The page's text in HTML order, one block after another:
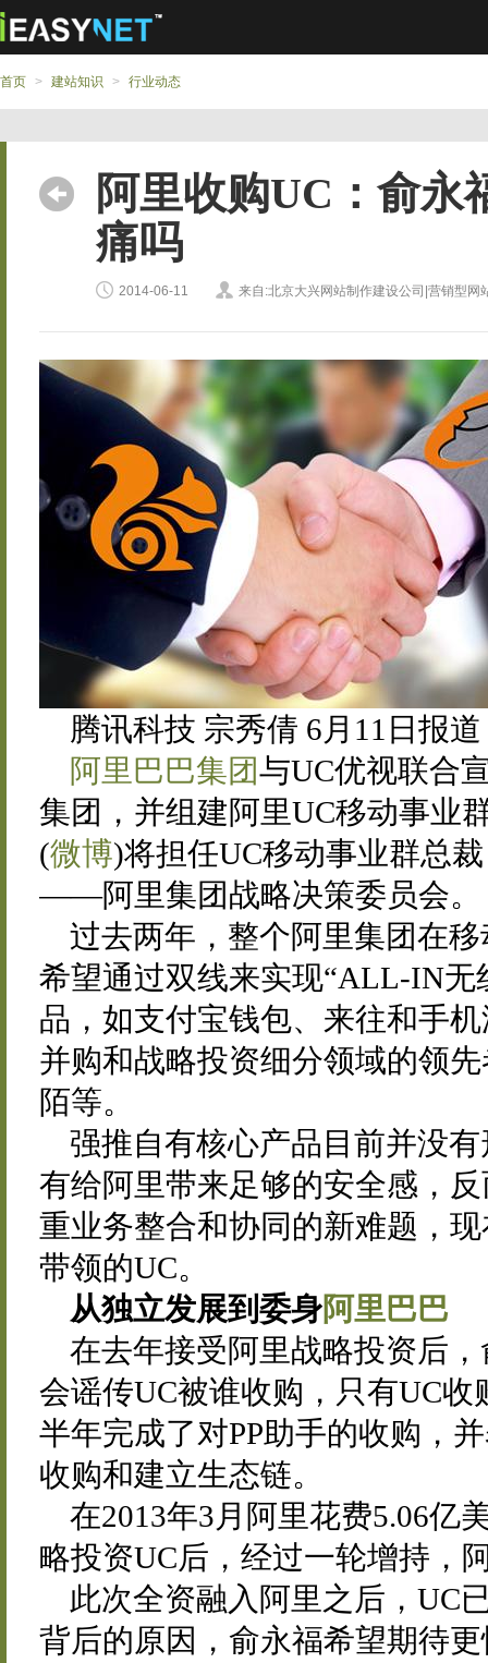
首页 > 建站知识 > 行业动态
阿里收购UC：俞永
痛吗
2014-06-11 来自:北京大兴网站制作建设公司|营销型网
腾讯科技 宗秀倩 6月11日报道
阿里巴巴集团与UC优视联合
集团，并组建阿里UC移动事业
(微博)将担任UC移动事业群总
——阿里集团战略决策委员会。
过去两年，整个阿里集团在
希望通过双线来实现“ALL-IN
品，如支付宝钱包、来往和手
并购和战略投资细分领域的领
陌等。
强推自有核心产品目前并没
有给阿里带来足够的安全感，
重业务整合和协同的新难题，
带领的UC。
从独立发展到委身阿里巴巴
在去年接受阿里战略投资后
会谣传UC被谁收购，只有UC
半年完成了对PP助手的收购，
收购和建立生态链。
在2013年3月阿里花费5.06亿
略投资UC后，经过一轮增持，
此次全资融入阿里之后，UC
背后的原因，俞永福希望期待